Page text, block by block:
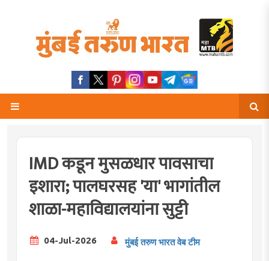
IMD कडून मुसळधार पावसाचा
इशारा; पालघरसह 'या' भागांतील
शाळा-महाविद्यालयांना सुट्टी
04-Jul-2026 मुंबई तरुण भारत वेब टीम